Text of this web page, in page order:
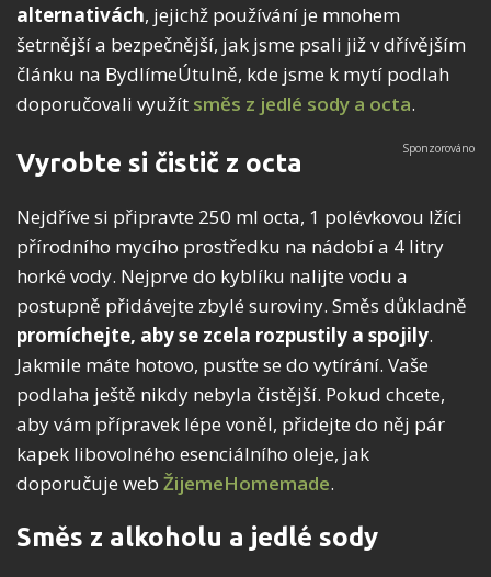
alternativách, jejichž používání je mnohem
šetrnější a bezpečnější, jak jsme psali již v dřívějším
článku na BydlímeÚtulně, kde jsme k mytí podlah
doporučovali využít směs z jedlé sody a octa.
Vyrobte si čistič z octa
Nejdříve si připravte 250 ml octa, 1 polévkovou lžíci
přírodního mycího prostředku na nádobí a 4 litry
horké vody. Nejprve do kyblíku nalijte vodu a
postupně přidávejte zbylé suroviny. Směs důkladně
promíchejte, aby se zcela rozpustily a spojily.
Jakmile máte hotovo, pusťte se do vytírání. Vaše
podlaha ještě nikdy nebyla čistější. Pokud chcete,
aby vám přípravek lépe voněl, přidejte do něj pár
kapek libovolného esenciálního oleje, jak
doporučuje web ŽijemeHomemade.
Směs z alkoholu a jedlé sody